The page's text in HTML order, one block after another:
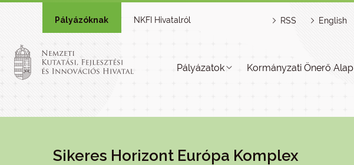
Pályázóknak NKFI Hivatalról RSS English
Pályázatok Kormányzati Önerő Alap
Sikeres Horizont Európa Komplex